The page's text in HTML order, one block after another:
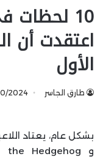
10
اعتقدت أن
الأول
طارق الجاسر 2024